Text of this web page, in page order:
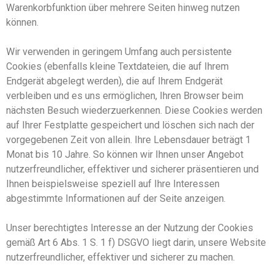
Warenkorbfunktion über mehrere Seiten hinweg nutzen
können.
Wir verwenden in geringem Umfang auch persistente
Cookies (ebenfalls kleine Textdateien, die auf Ihrem
Endgerät abgelegt werden), die auf Ihrem Endgerät
verbleiben und es uns ermöglichen, Ihren Browser beim
nächsten Besuch wiederzuerkennen. Diese Cookies werden
auf Ihrer Festplatte gespeichert und löschen sich nach der
vorgegebenen Zeit von allein. Ihre Lebensdauer beträgt 1
Monat bis 10 Jahre. So können wir Ihnen unser Angebot
nutzerfreundlicher, effektiver und sicherer präsentieren und
Ihnen beispielsweise speziell auf Ihre Interessen
abgestimmte Informationen auf der Seite anzeigen.
Unser berechtigtes Interesse an der Nutzung der Cookies
gemäß Art 6 Abs. 1 S. 1 f) DSGVO liegt darin, unsere Website
nutzerfreundlicher, effektiver und sicherer zu machen.